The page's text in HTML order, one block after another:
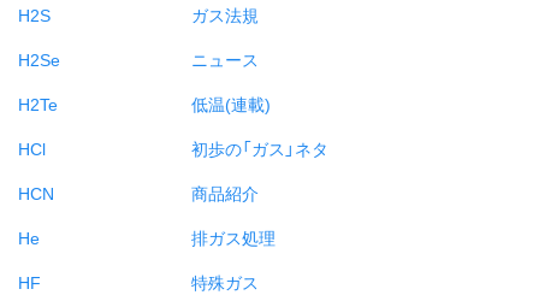
H2S
H2Se
H2Te
HCl
HCN
He
HF
ガス法規
ニュース
低温(連載)
初歩の「ガス」ネタ
商品紹介
排ガス処理
特殊ガス